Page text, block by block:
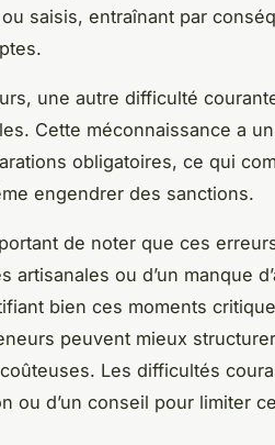
saisis, entraînant par
une autre difficulté
Cette méconnaissance a
obligatoires, ce qui
engendrer des sanctions.
de noter que ces
artisanales ou d’un manque
bien ces moments
peuvent mieux
Les difficultés
ou d’un conseil pour limiter